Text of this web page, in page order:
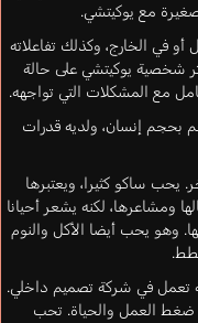
مع يوكيتشي.
في الخارج، وكذلك تفاعلاته
شخصية يوكيتشي على حالة
مع المشكلات التي تواجهه.
بحجم إنسان، ولديه قدرات
يحب ساكو كثيرا، ويعتبرها
ومشاعرها، لكنه يشعر أحيانا
وهو يحب أيضا الأكل والنوم
تعمل في شركة تصميم داخلي.
ضغط العمل والحياة. تحب